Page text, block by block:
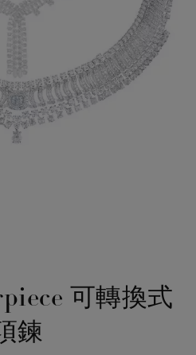
可轉換式
鍊